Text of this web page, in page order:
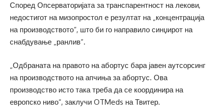
Според Опсерваторијата за транспарентност на лекови,
недостигот на мизопростол е резултат на „концентрација
на производството“, што би го направило синџирот на
снабдување „ранлив“.
„Одбраната на правото на абортус бара јавен аутсорсинг
на производството на апчиња за абортус. Ова
производство исто така треба да се координира на
европско ниво“, заклучи OTMeds на Твитер.